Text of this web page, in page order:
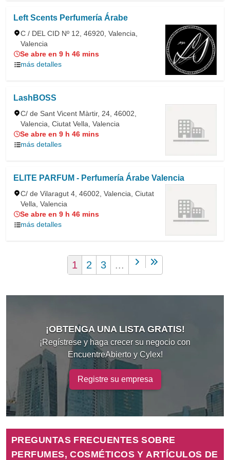
Left Scents Perfumería Árabe
C / DEL CID Nº 12, 46920, Valencia,
Valencia
Se abre en 9 h 46 mins
más detalles
LashBOSS
C/ de Sant Vicent Màrtir, 24, 46002,
Valencia, Ciutat Vella, Valencia
Se abre en 9 h 46 mins
más detalles
ELITE PARFUM - Perfumería Árabe Valencia
C/ de Vilaragut 4, 46002, Valencia, Ciutat
Vella, Valencia
Se abre en 9 h 46 mins
más detalles
1 2 3 ...
¡OBTENGA UNA LISTA GRATIS!
¡Regístrese y haga crecer su negocio con
EncuentreAbierto y Cylex!
Registre su empresa
PREGUNTAS FRECUENTES SOBRE
PERFUMES, COSMÉTICOS Y ARTÍCULOS DE